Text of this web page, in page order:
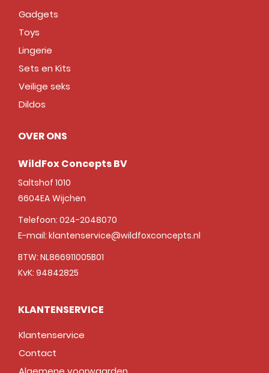
Gadgets
Toys
Lingerie
Sets en Kits
Veilige seks
Dildos
OVER ONS
WildFox Concepts BV
Saltshof 1010
6604EA Wijchen
Telefoon: 024-2048070
E-mail: klantenservice@wildfoxconcepts.nl
BTW: NL866911005B01
KvK: 94842825
KLANTENSERVICE
Klantenservice
Contact